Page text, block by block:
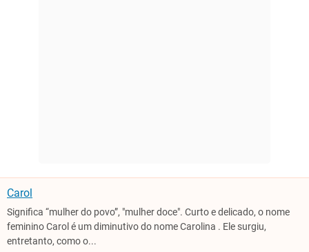
Carol
Significa “mulher do povo”, "mulher doce". Curto e delicado, o nome
feminino Carol é um diminutivo do nome Carolina . Ele surgiu,
entretanto, como o...